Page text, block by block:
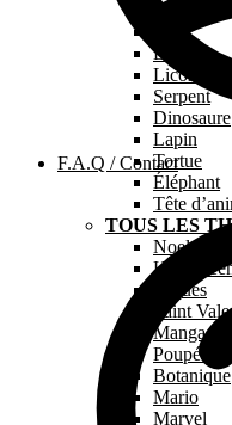
F.A.Q / Contact
Dragon
Licorne
Serpent
Dinosaure
Lapin
Tortue
Éléphant
Tête
TOUS LES
Noel
Pâques
Saint
Manga
Poupée
Botanique
Mario
Marvel